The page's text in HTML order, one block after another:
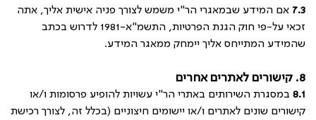
7.3 אם המידע שבמאגרי הר"י משמש לצורך פניה אישית אליך, אתה
זכאי על-פי חוק הגנת הפרטיות, התשמ"א-1981 לדרוש בכתב
שהמידע המתייחס אליך יימחק ממאגר המידע.
8. קישורים לאתרים אחרים
8.1 במסגרת השירותים באתרי הר"י עשויות להופיע פרסומות ו/או
קישורים שונים לאתרים ו/או יישומים חיצוניים (בכלל זה, לצורך רכישת